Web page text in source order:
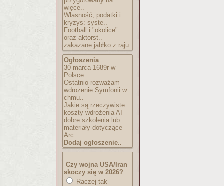
więce..
Własność, podatki i
kryzys: syste..
Football i "okolice"
oraz aktorst..
zakazane jabłko z raju
Ogłoszenia:
30 marca 1689r w
Polsce
Ostatnio rozważam
wdrożenie Symfonii w
chmu..
Jakie są rzeczywiste
koszty wdrożenia AI
dobre szkolenia lub
materiały dotyczące
Arc..
Dodaj ogłoszenie..
Czy wojna USA/Iran
skoczy się w 2026?
Raczej tak